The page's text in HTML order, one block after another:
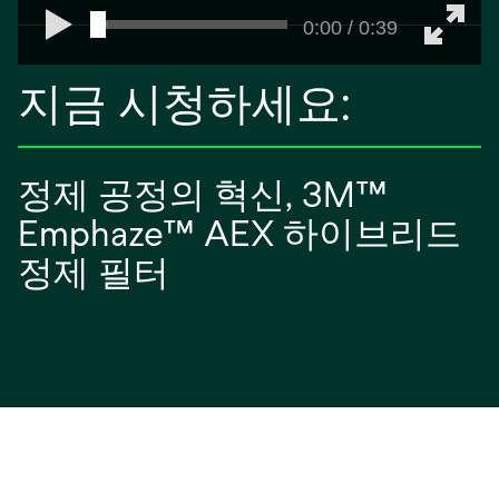
0:00 / 0:39
지금 시청하세요:
정제 공정의 혁신, 3M™
Emphaze™ AEX 하이브리드
정제 필터